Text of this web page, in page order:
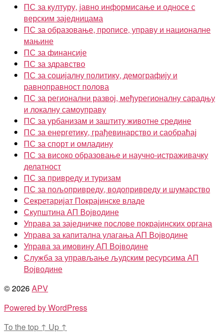
ПС за културу, јавно информисање и односе с
верским заједницама
ПС за образовање, прописе, управу и националне
мањине
ПС за финансије
ПС за здравство
ПС за социјалну политику, демографију и
равноправност полова
ПС за регионални развој, међурегионалну сарадњу
и локалну самоуправу
ПС за урбанизам и заштиту животне средине
ПС за енергетику, грађевинарство и саобраћај
ПС за спорт и омладину
ПС за високо образовање и научно-истраживачку
делатност
ПС за привреду и туризам
ПС за пољопривреду, водопривреду и шумарство
Секретаријат Покрајинске владе
Скупштина АП Војводине
Управа за заједничке послове покрајинских органа
Управа за капитална улагања АП Војводине
Управа за имовину АП Војводине
Служба за управљање људским ресурсима АП
Војводине
© 2026APV
Powered by WordPress
To the top ↑ Up ↑